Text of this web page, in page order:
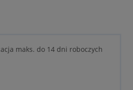
maks. do 14 dni roboczych